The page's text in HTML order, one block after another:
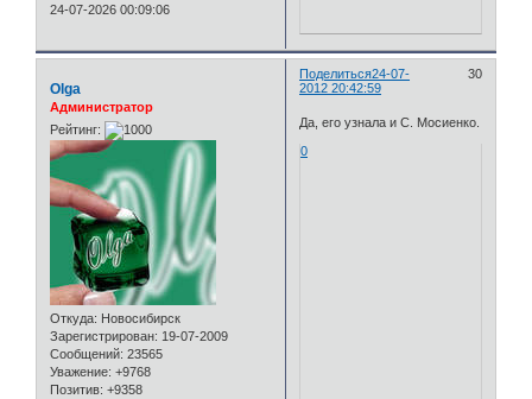
24-07-2026 00:09:06
Поделиться 30
24-07-
2012 20:42:59
Olga
Администратор
Рейтинг:
Откуда: Новосибирск
Зарегистрирован: 19-07-2009
Сообщений: 23565
Уважение: +9768
Позитив: +9358
Да, его узнала и С. Мосиенко.
0